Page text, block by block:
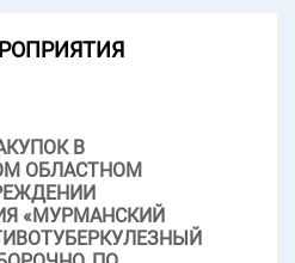
В
ОБЛАСТНОМ
«МУРМАНСКИЙ